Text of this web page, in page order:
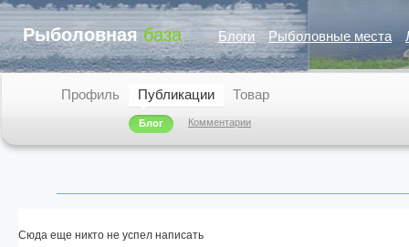
Рыболовная база Блоги Рыболовные места
Профиль Публикации
Блог Комментарии
Товар
Сюда еще никто не успел написать